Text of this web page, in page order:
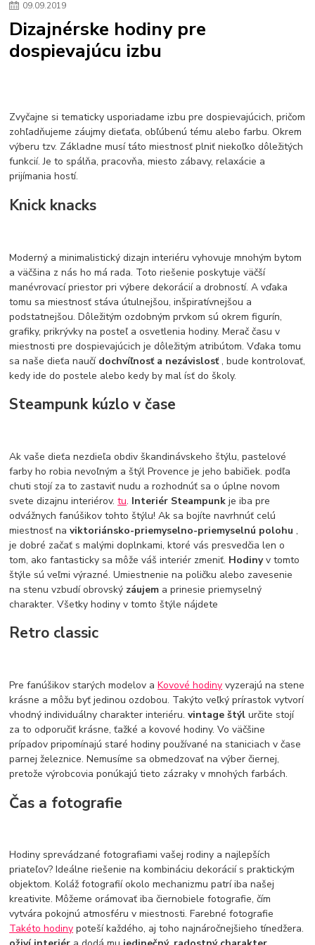
zlaté doplnky
Drezové batérie
Umyvadlové batérie
Kuchynské batérie
Drez so zásuvko
Drezy Kuchynské drezy
Kúpeľnové koberce
čalúnená textília
Poťahové látky
Poťahové látky na nábytok
Provence
Usporiadanie obývacej izby Nábytok Boxy a obedáre
09.09.2019
Dizajnérske hodiny pre
dospievajúcu izbu
Zvyčajne si tematicky usporiadame izbu pre dospievajúcich, pričom
zohľadňujeme záujmy dieťaťa, obľúbenú tému alebo farbu. Okrem
výberu tzv. Základne musí táto miestnosť plniť niekoľko dôležitých
funkcií. Je to spálňa, pracovňa, miesto zábavy, relaxácie a
prijímania hostí.
Knick knacks
Moderný a minimalistický dizajn interiéru vyhovuje mnohým bytom
a väčšina z nás ho má rada. Toto riešenie poskytuje väčší
manévrovací priestor pri výbere dekorácií a drobností. A vďaka
tomu sa miestnosť stáva útulnejšou, inšpiratívnejšou a
podstatnejšou. Dôležitým ozdobným prvkom sú okrem figurín,
grafiky, prikrývky na posteľ a osvetlenia hodiny. Merač času v
miestnosti pre dospievajúcich je dôležitým atribútom. Vďaka tomu
sa naše dieťa naučí dochvíľnosť a nezávislosť, bude kontrolovať,
kedy ide do postele alebo kedy by mal ísť do školy.
Steampunk kúzlo v čase
Ak vaše dieťa nezdieľa obdiv škandinávskeho štýlu, pastelové
farby ho robia nevoľným a štýl Provence je jeho babičiek. podľa
chuti stojí za to zastaviť nudu a rozhodnúť sa o úplne novom
svete dizajnu interiérov.tu. Interiér Steampunkje iba pre
odvážnych fanúšikov tohto štýlu! Ak sa bojíte navrhnúť celú
miestnosť naviktoriánsko-priemyselno-priemyselnú polohu,
je dobré začať s malými doplnkami, ktoré vás presvedčia len o
tom, ako fantasticky sa môže váš interiér zmeniť. Hodinyv tomto
štýle sú veľmi výrazné. Umiestnenie na poličku alebo zavesenie
na stenu vzbudí obrovský záujem a prinesie priemyselný
charakter. Všetky hodiny v tomto štýle nájdete
Retro classic
Pre fanúšikov starých modelov aKovové hodiny vyzerajú na stene
krásne a môžu byť jedinou ozdobou. Takýto veľký prírastok vytvorí
vhodný individuálny charakter interiéru.vintage štýlurčite stojí
za to odporučiť krásne, ťažké a kovové hodiny. Vo väčšine
prípadov pripomínajú staré hodiny používané na staniciach v čase
parnej železnice. Nemusíme sa obmedzovať na výber čiernej,
pretože výrobcovia ponúkajú tieto zázraky v mnohých farbách.
Čas a fotografie
Hodiny sprevádzané fotografiami vašej rodiny a najlepších
priateľov? Ideálne riešenie na kombináciu dekorácií s praktickým
objektom. Koláž fotografií okolo mechanizmu patrí iba našej
kreativite. Môžeme orámovať iba čiernobiele fotografie, čím
vytvára pokojnú atmosféru v miestnosti. Farebné fotografie
Takéto hodiny poteší každého, aj toho najnáročnejšieho tínedžera.